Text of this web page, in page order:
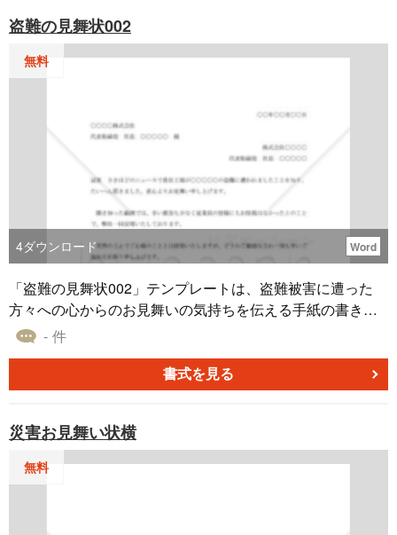
いることで、きめ細やかな心遣いを伝える一助となりま
す。
盗難の見舞状002
無料
4ダウンロード Word
「盗難の見舞状002」テンプレートは、盗難被害に遭った
方々への心からのお見舞いの気持ちを伝える手紙の書き方
事例です。大切な取引先や知人が盗難の辛い経験をされた
ょう。このテンプレートは、思いやりの気持ちを込めて、
被害者の方々に寄り添うメッセージをお伝えするための指
さい。
- 件
書式を見る
災害お見舞い状横
無料